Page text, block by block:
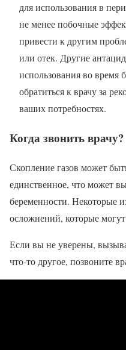
для использования в
не менее побочные
привести к другим
или отек. Другие
использования во время
обратиться к врачу за
ваших потребностях.
Когда звонить врачу?
Скопление газов может
единственное, что может
беременности. Некоторые
осложнений, которые
Если вы не уверены,
что-то другое, позвоните